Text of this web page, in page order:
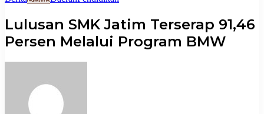
Lulusan SMK Jatim Terserap 91,46
Persen Melalui Program BMW